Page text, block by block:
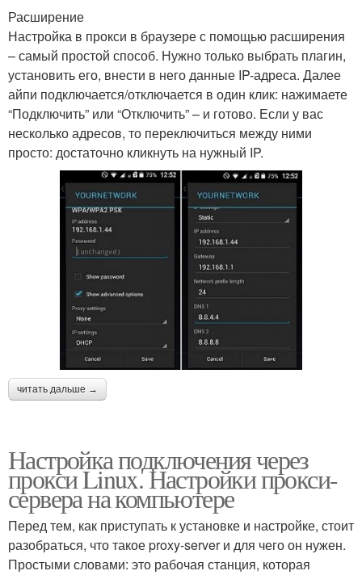
Расширение
Настройка в прокси в браузере с помощью расширения
– самый простой способ. Нужно только выбрать плагин,
установить его, внести в него данные IP-адреса. Далее
айпи подключается/отключается в один клик: нажимаете
“Подключить” или “Отключить” – и готово. Если у вас
несколько адресов, то переключиться между ними
просто: достаточно кликнуть на нужный IP.
читать дальше →
Настройка подключения через
прокси Linux. Настройки прокси-
сервера на компьютере
Перед тем, как приступать к установке и настройке, стоит
разобраться, что такое proxy-server и для чего он нужен.
Простыми словами: это рабочая станция, которая